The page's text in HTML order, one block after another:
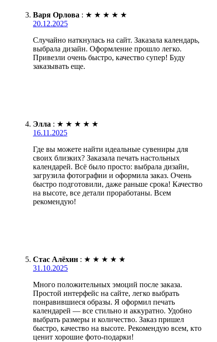
Варя Орлова : ★ ★ ★ ★ ★
20.12.2025
Случайно наткнулась на сайт. Заказала календарь,
выбрала дизайн. Оформление прошло легко.
Привезли очень быстро, качество супер! Буду
заказывать еще.
Элла : ★ ★ ★ ★ ★
16.11.2025
Где вы можете найти идеальные сувениры для
своих близких? Заказала печать настольных
календарей. Всё было просто: выбрала дизайн,
загрузила фотографии и оформила заказ. Очень
быстро подготовили, даже раньше срока! Качество
на высоте, все детали проработаны. Всем
рекомендую!
Стас Алёхин : ★ ★ ★ ★ ★
31.10.2025
Много положительных эмоций после заказа.
Простой интерфейс на сайте, легко выбрать
понравившиеся образы. Я оформил печать
календарей — все стильно и аккуратно. Удобно
выбрать размеры и количество. Заказ пришел
быстро, качество на высоте. Рекомендую всем, кто
ценит хорошие фото-подарки!